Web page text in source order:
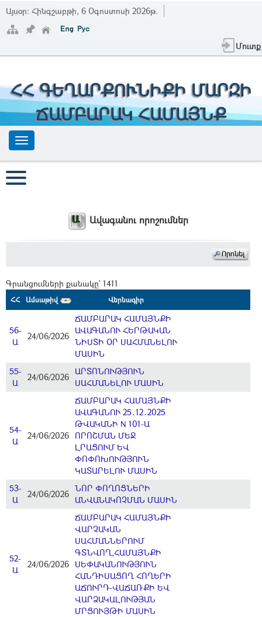
Այսօր: Հինգշաբթի, 6 Օգոստոսի 2026թ.
Մուտք
ՀՀ ԳԵՂԱՐՔՈՒՆԻՔԻ ՄԱՐԶԻ
ՃԱՄԲԱՐԱԿ ՀԱՄԱՅՆՔ
Ավագանու որոշումներ
Գրանցումների քանակը` 1411
ՀՀ Ամսաթիվ Վերնագիր
56-
Ա
24/06/2026
ՃԱՄԲԱՐԱԿ ՀԱՄԱՅՆՔԻ
ԱՎԱԳԱՆՈՒ ՀԵՐԹԱԿԱՆ
ՆԻՍՏԻ ՕՐ ՍԱՀՄԱՆԵԼՈՒ
ՄԱՍԻՆ
55-
Ա
24/06/2026
ԱՐՏՈՆՈՒԹՅՈՒՆ
ՍԱՀՄԱՆԵԼՈՒ ՄԱՍԻՆ
54-
Ա
24/06/2026
ՃԱՄԲԱՐԱԿ ՀԱՄԱՅՆՔԻ
ԱՎԱԳԱՆՈՒ 25․12․2025
ԹՎԱԿԱՆԻ N 101-Ա
ՈՐՈՇՄԱՆ ՄԵՋ
ԼՐԱՑՈՒՄ ԵՎ
ՓՈՓՈԽՈՒԹՅՈՒՆ
ԿԱՏԱՐԵԼՈՒ ՄԱՍԻՆ
53-
Ա
24/06/2026
ՆՈՐ ՓՈՂՈՑՆԵՐԻ
ԱՆՎԱՆԱԿՈՉՄԱՆ ՄԱՍԻՆ
52-
Ա
24/06/2026
ՃԱՄԲԱՐԱԿ ՀԱՄԱՅՆՔԻ
ՎԱՐՉԱԿԱՆ
ՍԱՀՄԱՆՆԵՐՈՒՄ
ԳՏՆՎՈՂ,ՀԱՄԱՅՆՔԻ
ՍԵՓԱԿԱՆՈՒԹՅՈՒՆ
ՀԱՆԴԻՍԱՑՈՂ ՀՈՂԵՐԻ
ԱՃՈՒՐԴ-ՎԱՃԱՌՔԻ ԵՎ
ՎԱՐՁԱԿԱԼՈՒԹՅԱՆ
ՄՐՑՈՒՅԹԻ ՄԱՍԻՆ